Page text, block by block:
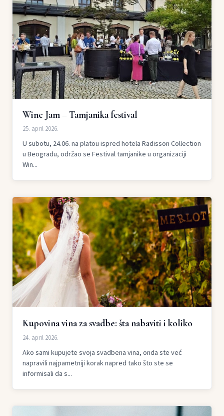
Wine Jam – Tamjanika festival
25. april 2026.
U subotu, 24.06. na platou ispred hotela Radisson Collection
u Beogradu, održao se Festival tamjanike u organizaciji
Win...
Kupovina vina za svadbe: šta nabaviti i koliko
24. april 2026.
Ako sami kupujete svoja svadbena vina, onda ste već
napravili najpametniji korak napred tako što ste se
informisali da s...